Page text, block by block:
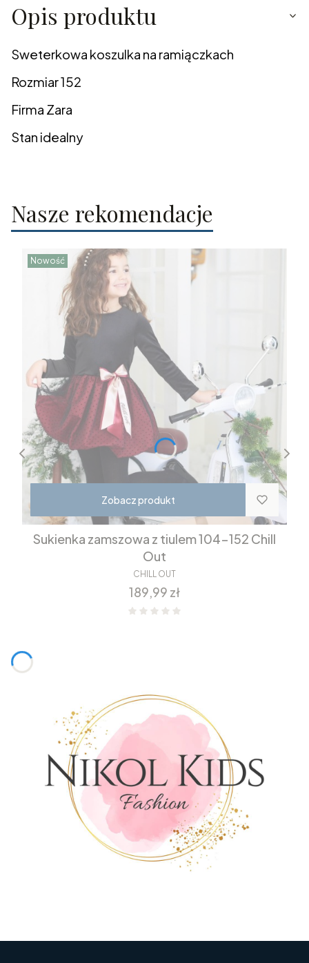
Opis produktu
Sweterkowa koszulka na ramiączkach
Rozmiar 152
Firma Zara
Stan idealny
Nasze rekomendacje
Nowość
Zobacz produkt
Sukienka zamszowa z tiulem 104-152 Chill
Out
CHILL OUT
Cena
189,99 zł